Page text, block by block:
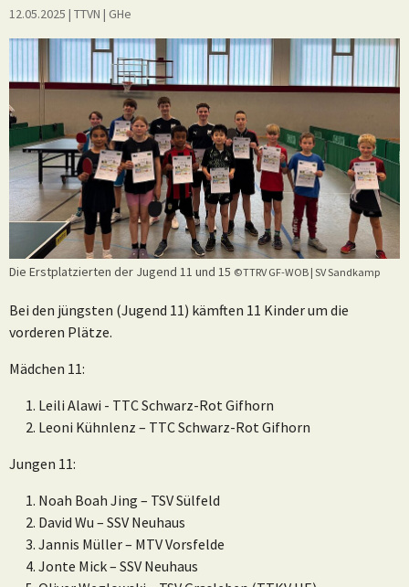
12.05.2025 | TTVN | GHe
Die Erstplatzierten der Jugend 11 und 15 ©TTRV GF-WOB | SV Sandkamp
Bei den jüngsten (Jugend 11) kämften 11 Kinder um die
vorderen Plätze.
Mädchen 11:
Leili Alawi - TTC Schwarz-Rot Gifhorn
Leoni Kühnlenz – TTC Schwarz-Rot Gifhorn
Jungen 11:
Noah Boah Jing – TSV Sülfeld
David Wu – SSV Neuhaus
Jannis Müller – MTV Vorsfelde
Jonte Mick – SSV Neuhaus